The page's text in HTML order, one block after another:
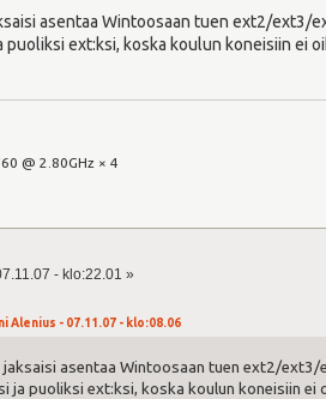
asentaa Wintoosaan tuen ext2/
puoliksi ext:ksi, koska koulun koneisiin ei
@ 2.80GHz × 4
- klo:22.01 »
Alenius - 07.11.07 - klo:08.06
jaksaisi asentaa Wintoosaan tuen ext2/
ja puoliksi ext:ksi, koska koulun koneisiin